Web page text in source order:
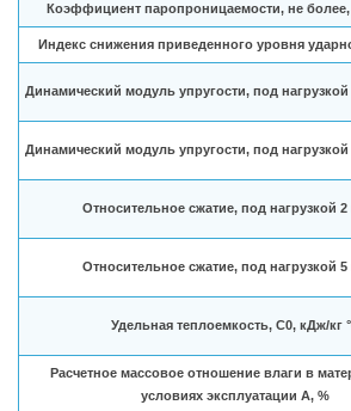
Коэффициент паропроницаемости, не более,
Индекс снижения приведенного уровня
Динамический модуль упругости, под
Динамический модуль упругости, под
Относительное сжатие, под нагрузкой 2
Относительное сжатие, под нагрузкой 5
Удельная теплоемкость, C0, кДж/кг
Расчетное массовое отношение влаги в
условиях эксплуатации А, %